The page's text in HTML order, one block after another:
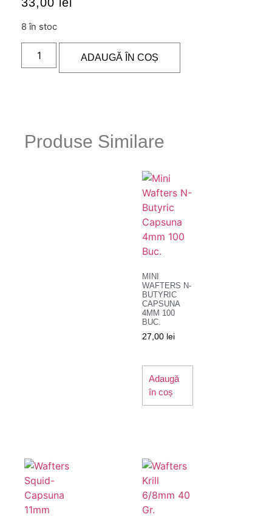
8 în stoc
ADAUGĂ ÎN COȘ
Produse Similare
MINI
WAFTERS N-
BUTYRIC
CAPSUNA
4MM 100
BUC.
27,00 lei
Adaugă
în coș